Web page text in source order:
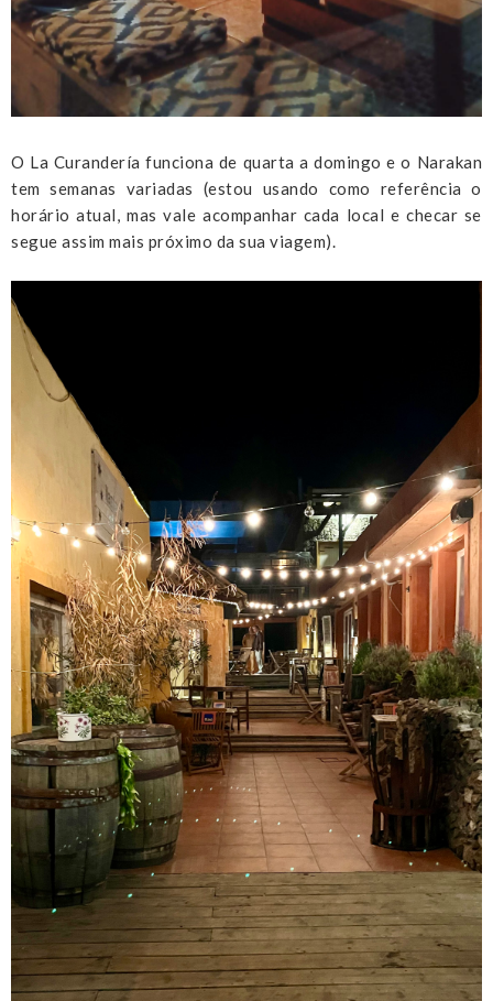
O La Curandería funciona de quarta a domingo e o Narakan
tem semanas variadas (estou usando como referência o
horário atual, mas vale acompanhar cada local e checar se
segue assim mais próximo da sua viagem).